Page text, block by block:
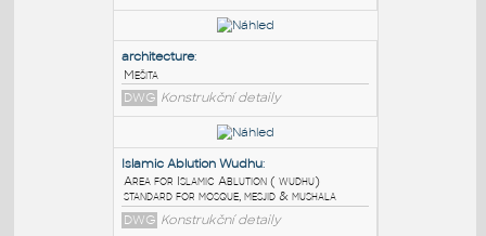
small_masjid_mosque:
Two level small Islamic mosque mushola
DWG _Různé-Jiné
MOSQUE DOMES:
Mešita - kupole
DWG Projekty, stavby